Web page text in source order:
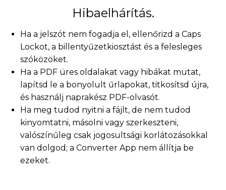
Hibaelhárítás.
Ha a jelszót nem fogadja el, ellenőrizd a Caps
Lockot, a billentyűzetkiosztást és a felesleges
szóközöket.
Ha a PDF üres oldalakat vagy hibákat mutat,
lapítsd le a bonyolult űrlapokat, titkosítsd újra,
és használj naprakész PDF-olvasót.
Ha meg tudod nyitni a fájlt, de nem tudod
kinyomtatni, másolni vagy szerkeszteni,
valószínűleg csak jogosultsági korlátozásokkal
van dolgod; a Converter App nem állítja be
ezeket.